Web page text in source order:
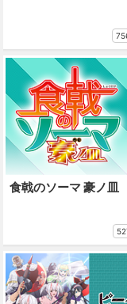
食戟のソーマ 豪ノ皿